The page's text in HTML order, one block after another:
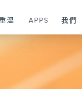
溫 APPS 我們